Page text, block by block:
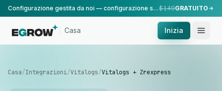
Configurazione gestita da noi — configurazione standard, eseguita dal nostro team.$149GRATUITO
Casa Inizia
Casa/Integrazioni/Vitalogs/Vitalogs + Zrexpress